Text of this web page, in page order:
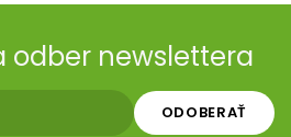
odber newslettera
ODOBERAŤ